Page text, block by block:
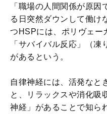
「職場の人間関係が原
る日突然ダウンして働け
つHSPには、ポリヴェー
「サバイバル反応」（
があるという。
自律神経には、活発なと
と、リラックスや消化吸
神経」があることで知ら